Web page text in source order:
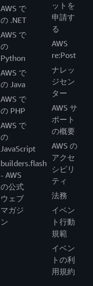
AWS で
の .NET
AWS で
の
Python
AWS で
の Java
AWS で
の PHP
AWS で
の
JavaScript
builders.flash
- AWS
の公式
ウェブ
マガジ
ン
ットを
申請す
る
AWS
re:Post
ナレッ
ジセン
ター
AWS サ
ポート
の概要
AWS の
アクセ
シビリ
ティ
法務
イベン
ト行動
規範
イベン
トの利
用規約